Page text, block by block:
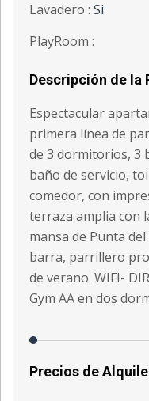
Lavadero : Si
PlayRoom :
Descripción de la
Espectacular
primera línea de
de 3 dormitorios, 3
baño de servicio,
comedor, con
terraza amplia con
mansa de Punta
barra, parrillero
de verano. WIFI-
Gym AA en dos
Precios de